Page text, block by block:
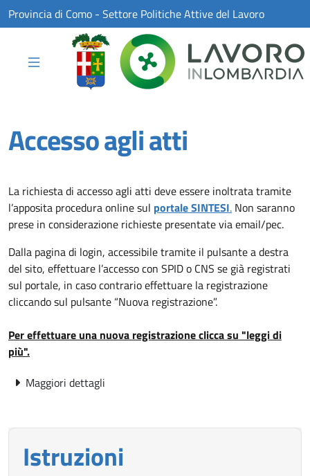
Skip to Main Content
Provincia di Como - Settore Politiche Attive del Lavoro
Accesso agli atti
La richiesta di accesso agli atti deve essere inoltrata tramite
l’apposita procedura online sul Apri in nuova scheda
portale SINTESI. Non saranno
prese in considerazione richieste presentate via email/pec.
Dalla pagina di login, accessibile tramite il pulsante a destra
del sito, effettuare l’accesso con SPID o CNS se già registrati
sul portale, in caso contrario effettuare la registrazione
cliccando sul pulsante “Nuova registrazione”.
Per effettuare una nuova registrazione clicca su "leggi di
più".
Maggiori dettagli
not-expanded
Istruzioni